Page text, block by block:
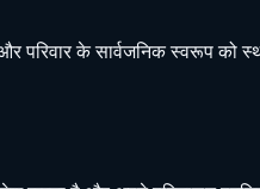
परिवार के सार्वजनिक स्वरूप को